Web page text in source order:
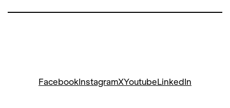
FacebookInstagramXYoutubeLinkedIn